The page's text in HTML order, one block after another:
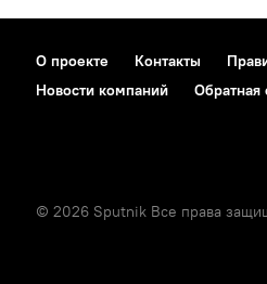
О проекте Контакты
Новости компаний
Обратная
© 2026 Sputnik Все права